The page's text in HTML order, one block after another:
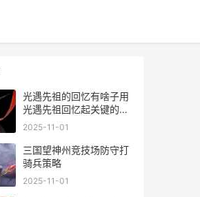
光遇先祖的回忆有啥子用
光遇先祖回忆起关键的一
步
2025-11-01
三国望神州竞技场防守打
骑兵策略
2025-11-01